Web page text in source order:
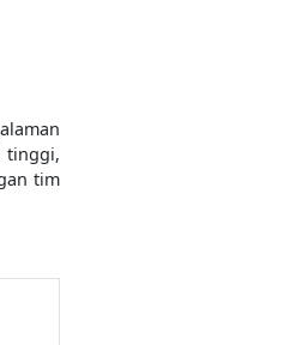
tinggi,
tim